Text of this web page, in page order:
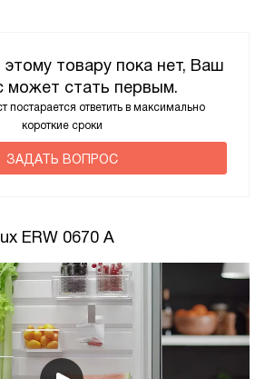
товару пока нет, Ваш
может стать первым.
постарается ответить в максимально
короткие сроки
ЗАДАТЬ ВОПРОС
ERW 0670 A